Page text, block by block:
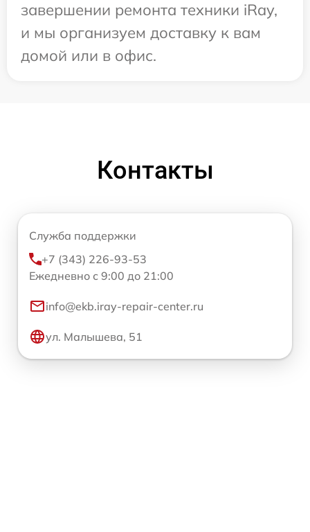
завершении ремонта техники iRay,
и мы организуем доставку к вам
домой или в офис.
Контакты
Служба поддержки
+7 (343) 226-93-53
Ежедневно с 9:00 до 21:00
info@ekb.iray-repair-center.ru
ул. Малышева, 51